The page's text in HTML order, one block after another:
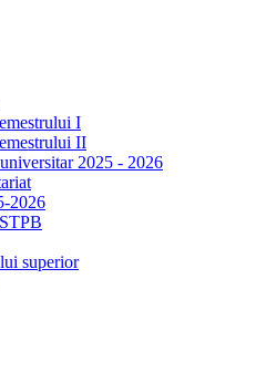
I
II
2025 - 2026
2026
superior